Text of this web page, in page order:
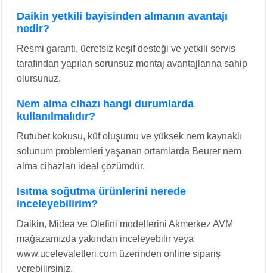
Daikin yetkili bayisinden almanın avantajı
nedir?
Resmi garanti, ücretsiz keşif desteği ve yetkili servis
tarafından yapılan sorunsuz montaj avantajlarına sahip
olursunuz.
Nem alma cihazı hangi durumlarda
kullanılmalıdır?
Rutubet kokusu, küf oluşumu ve yüksek nem kaynaklı
solunum problemleri yaşanan ortamlarda Beurer nem
alma cihazları ideal çözümdür.
Isıtma soğutma ürünlerini nerede
inceleyebilirim?
Daikin, Midea ve Olefini modellerini Akmerkez AVM
mağazamızda yakından inceleyebilir veya
www.ucelevaletleri.com üzerinden online sipariş
verebilirsiniz.